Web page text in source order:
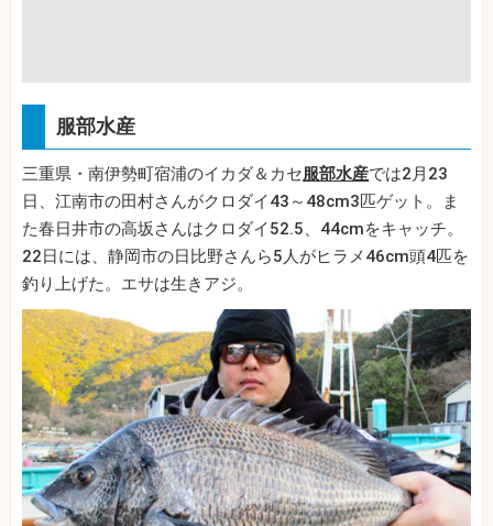
服部水産
三重県・南伊勢町宿浦のイカダ＆カセ服部水産では2月23
日、江南市の田村さんがクロダイ43～48cm3匹ゲット。ま
た春日井市の高坂さんはクロダイ52.5、44cmをキャッチ。
22日には、静岡市の日比野さんら5人がヒラメ46cm頭4匹を
釣り上げた。エサは生きアジ。